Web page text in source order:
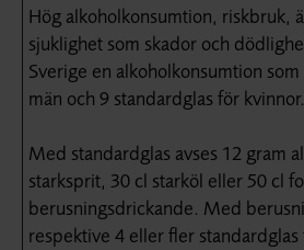
Hög alkoholkonsumtion, riskbruk,
sjuklighet som skador och
Sverige en alkoholkonsumtion
män och 9 standardglas för kvinnor.
Med standardglas avses 12 gram
starksprit, 30 cl starköl eller 50 cl
berusningsdrickande. Med
respektive 4 eller fler